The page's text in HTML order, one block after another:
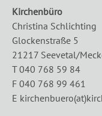
Kirchenbüro
Christina Schlichting
Glockenstraße 5
21217 Seevetal/
T 040 768 59 84
F 040 768 99 461
E